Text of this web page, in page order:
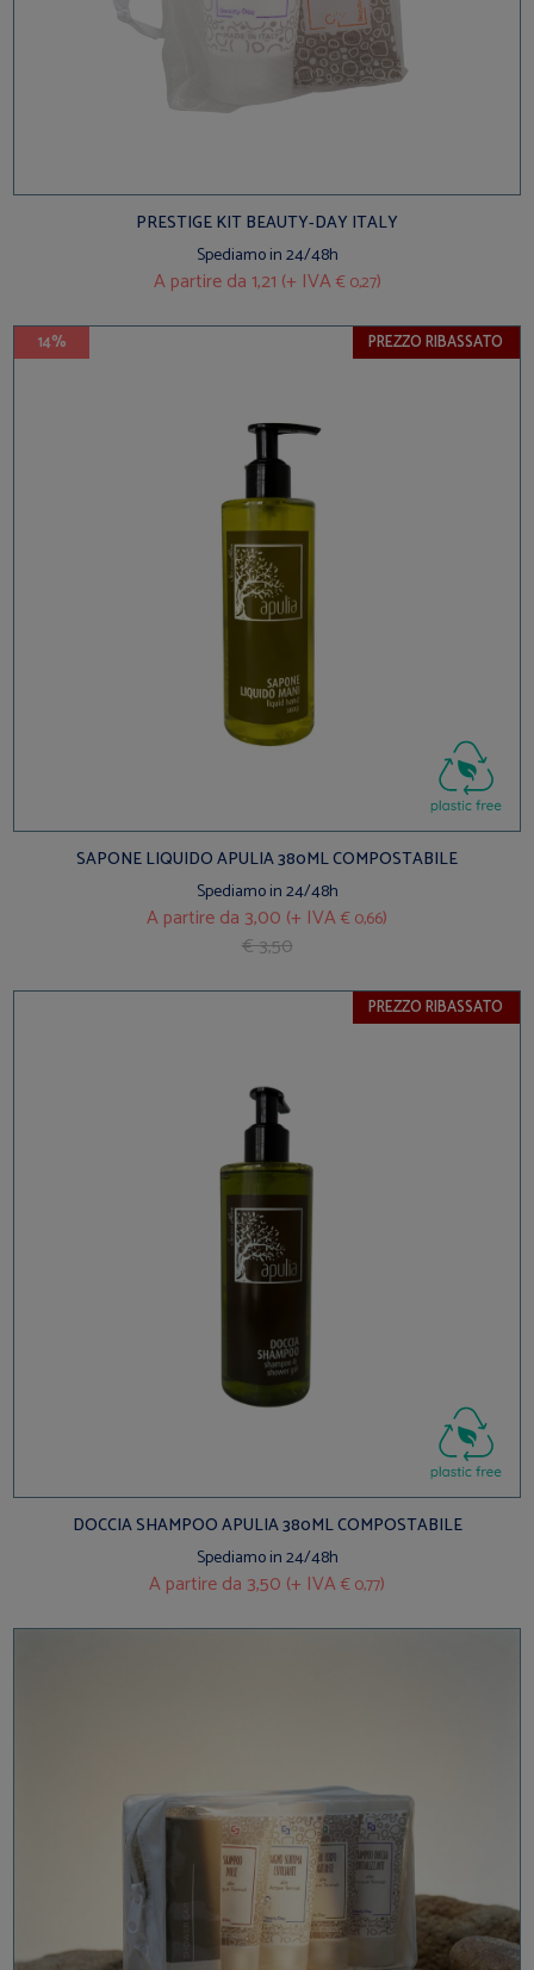
PRESTIGE KIT BEAUTY-DAY ITALY
Spediamo in 24/48h
A partire da1,21 (+ IVA€ 0,27)
BEST SELLER
14% PREZZO RIBASSATO
SAPONE LIQUIDO APULIA 380ML COMPOSTABILE
Spediamo in 24/48h
A partire da 3,00 (+ IVA€ 0,66)
€ 3,50
BEST SELLER
PREZZO RIBASSATO
DOCCIA SHAMPOO APULIA 380ML COMPOSTABILE
Spediamo in 24/48h
A partire da 3,50 (+ IVA€ 0,77)